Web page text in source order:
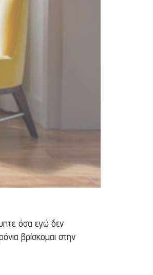
όσα εγώ δεν
βρίσκομαι στην